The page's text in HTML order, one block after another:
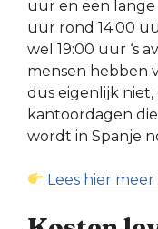
uur en een
uur rond 14:00
wel 19:00 uur ‘s
mensen hebben
dus eigenlijk
kantoordagen
wordt in Spanje
Lees hier